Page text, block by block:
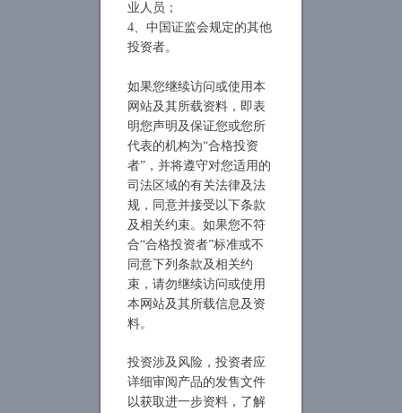
业人员；
4、中国证监会规定的其他
投资者。
如果您继续访问或使用本
网站及其所载资料，即表
明您声明及保证您或您所
代表的机构为“合格投资
者”，并将遵守对您适用的
司法区域的有关法律及法
规，同意并接受以下条款
及相关约束。如果您不符
合“合格投资者”标准或不
同意下列条款及相关约
束，请勿继续访问或使用
本网站及其所载信息及资
料。
投资涉及风险，投资者应
详细审阅产品的发售文件
以获取进一步资料，了解